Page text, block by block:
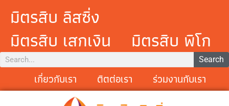
มิตรสิบ ลิสซิ่ง
มิตรสิบ เสกเงิน
มิตรสิบ พิโก
Search
เกี่ยวกับเรา ติตต่อเรา ร่วมงานกับเรา